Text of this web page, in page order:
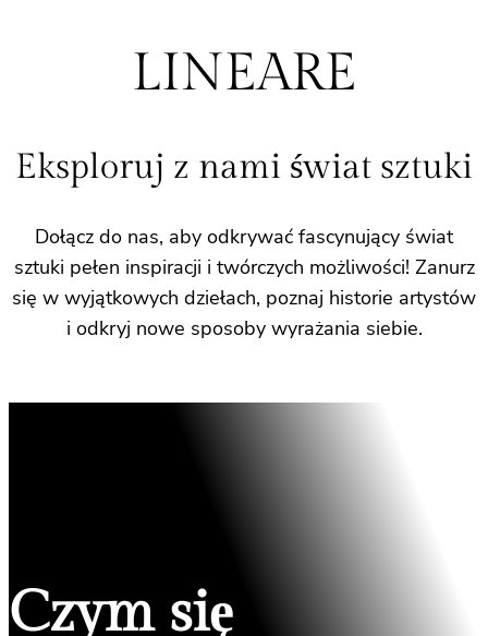
LINEARE
Eksploruj z nami świat sztuki
Dołącz do nas, aby odkrywać fascynujący świat
sztuki pełen inspiracji i twórczych możliwości! Zanurz
się w wyjątkowych dziełach, poznaj historie artystów
i odkryj nowe sposoby wyrażania siebie.
Czym się